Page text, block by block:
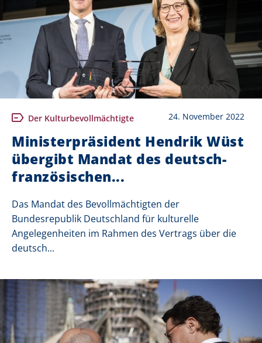
Der Kulturbevollmächtigte 24. November 2022
Ministerpräsident Hendrik Wüst
übergibt Mandat des deutsch-
französischen...
Das Mandat des Bevollmächtigten der
Bundesrepublik Deutschland für kulturelle
Angelegenheiten im Rahmen des Vertrags über die
deutsch...